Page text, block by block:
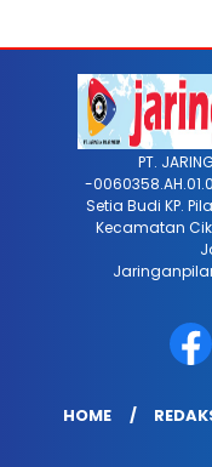
PT.
-
Setia Budi KP.
Kecamatan
HOME